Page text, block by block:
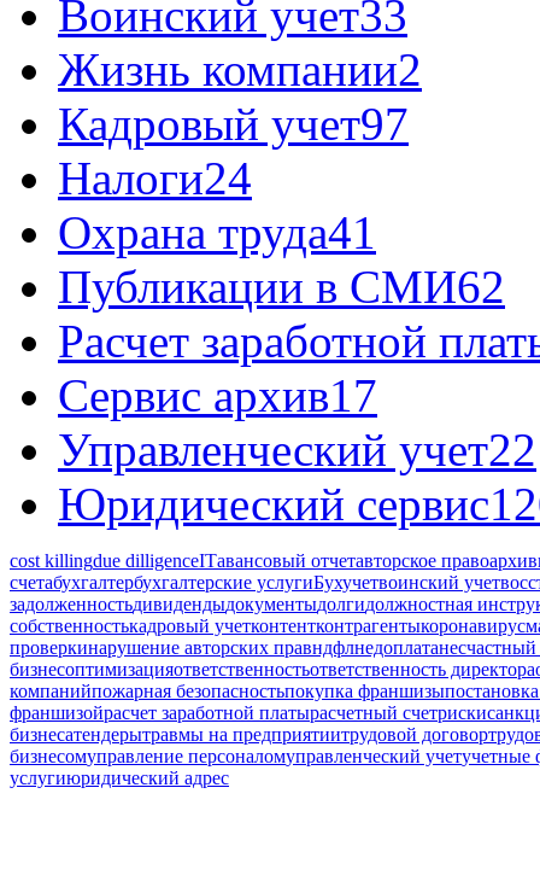
Воинский учет33
Жизнь компании2
Кадровый учет97
Налоги24
Охрана труда41
Публикации в СМИ62
Расчет заработной
Сервис архив17
Управленческий учет22
Юридический сервис
cost killingdue dilligenceITавансовый отчетавторское право
счетабухгалтербухгалтерские услугиБухучетвоинский учет
задолженностьдивидендыдокументыдолгидолжностная
собственностькадровый учетконтентконтрагентыкоронавирус
проверкинарушение авторских правндфлнедоплатанесчастный
бизнесоптимизацияответственностьответственность директора
компанийпожарная безопасностьпокупка франшизы
франшизойрасчет заработной платырасчетный счетриски
бизнесатендерытравмы на предприятиитрудовой договор
бизнесомуправление персоналомуправленческий учетучетные
услугиюридический адрес